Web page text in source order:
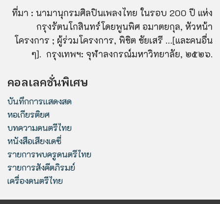
ที่มา : นามานุกรมศิลปินเพลงไทย ในรอบ 200 ปี แห่ง
กรุงรัตนโกสินทร์โดยพูนพิศ อมาตยกุล, หัวหน้า
โครงการ ; ผู้ร่วมโครงการ, พิชิต ชัยเสรี …[และคนอื่น
ๆ]. กรุงเทพฯ: จุฬาลงกรณ์มหาวิทยาลัย, ๒๕๒๖.
คอลเลคชั่นพิเศษ
บันทึกการแสดงสด
หอเกียรติยศ
บทความดนตรีไทย
หนังสือเสียงเดซี่
รายการพบครูดนตรีไทย
รายการสังคีตภิรมย์
เครื่องดนตรีไทย